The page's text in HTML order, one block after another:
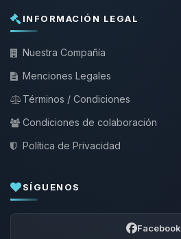
INFORMACIÓN LEGAL
Nuestra Compañía
Menciones Legales
Términos / Condiciones
Condiciones de colaboración
Política de Privacidad
SÍGUENOS
Facebook